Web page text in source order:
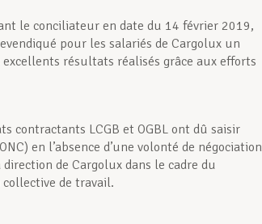
le conciliateur en date du 14 février 2019,
pour les salariés de Cargolux un
résultats réalisés grâce aux efforts
contractants LCGB et OGBL ont dû saisir
en l’absence d’une volonté de négociation
de Cargolux dans le cadre du
de travail.